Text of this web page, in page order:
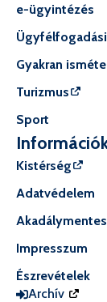
e-ügyintézés
Gyakran
Turizmus
Sport
Kistérség
Adatvédelem
Impresszum
Észrevételek
Archív